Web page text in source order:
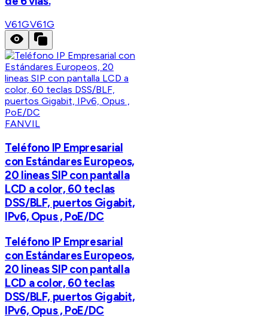
V61GV61G
FANVIL
Teléfono IP Empresarial
con Estándares Europeos,
20 lineas SIP con pantalla
LCD a color, 60 teclas
DSS/BLF, puertos Gigabit,
IPv6, Opus , PoE/DC
Teléfono IP Empresarial
con Estándares Europeos,
20 lineas SIP con pantalla
LCD a color, 60 teclas
DSS/BLF, puertos Gigabit,
IPv6, Opus , PoE/DC